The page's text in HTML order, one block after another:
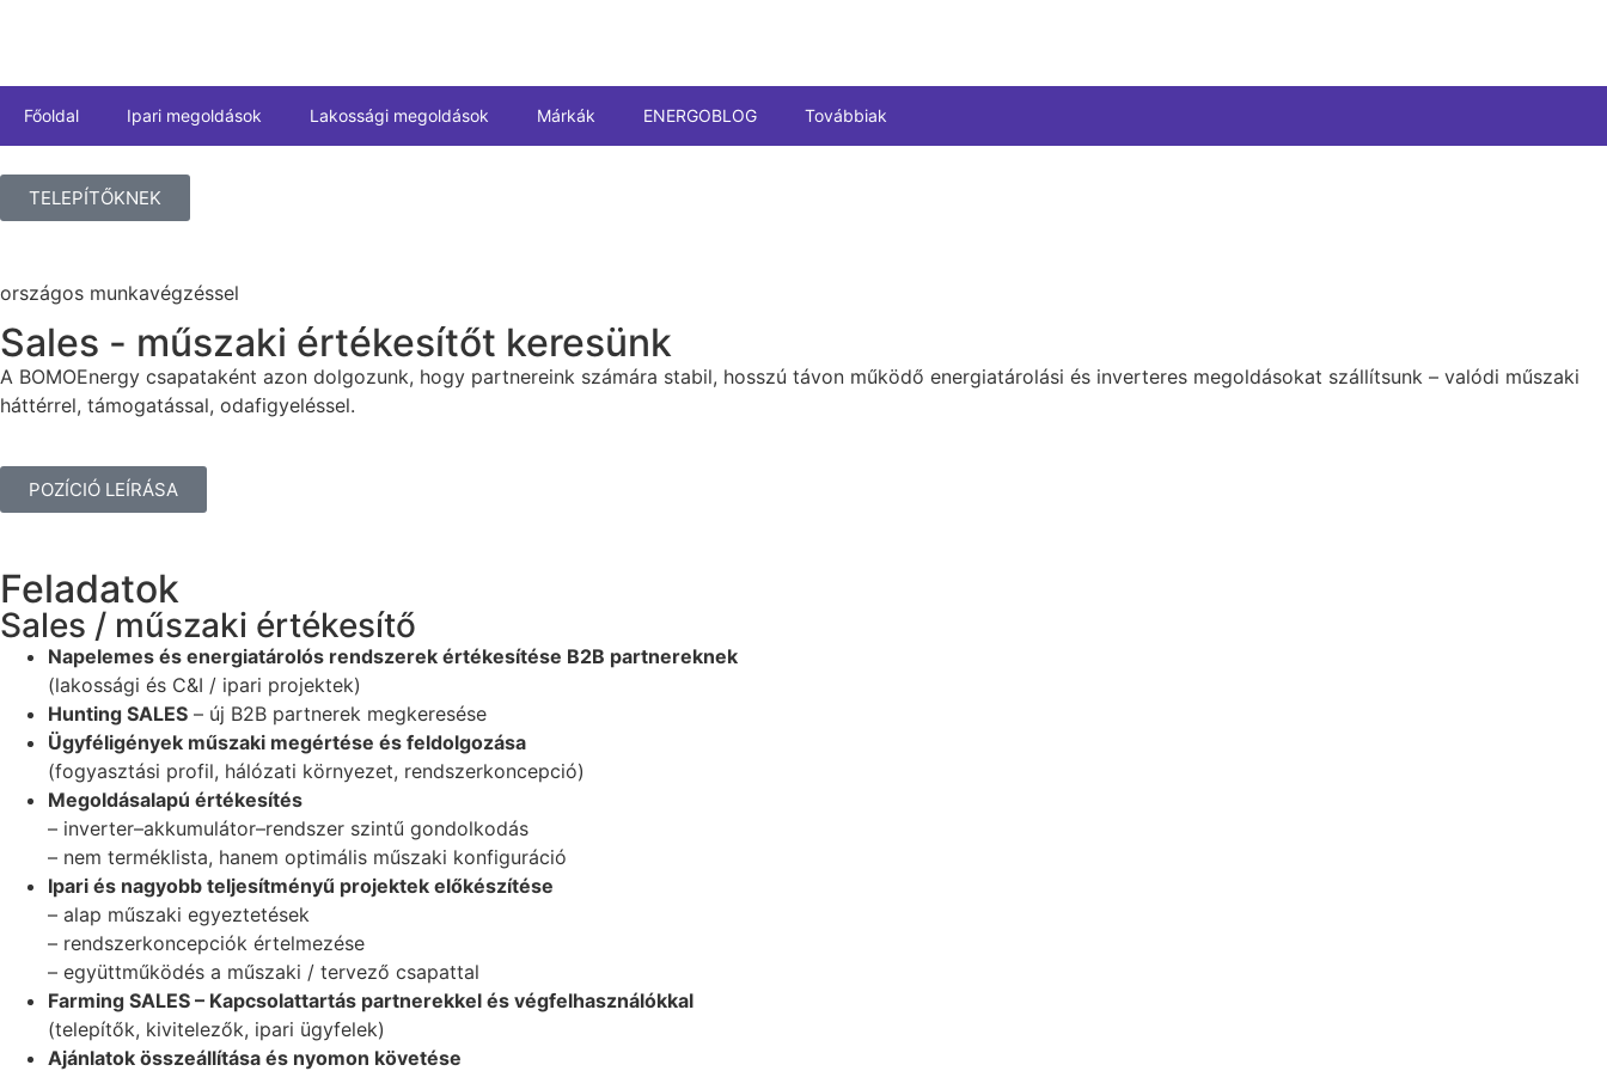
Főoldal Ipari megoldások Lakossági megoldások Márkák ENERGOBLOG Továbbiak
TELEPÍTŐKNEK
országos munkavégzéssel
Sales - műszaki értékesítőt keresünk
A BOMOEnergy csapataként azon dolgozunk, hogy partnereink számára stabil, hosszú távon működő energiatárolási és inverteres megoldásokat szállítsunk – valódi műszaki
háttérrel, támogatással, odafigyeléssel.
POZÍCIÓ LEÍRÁSA
Feladatok
Sales / műszaki értékesítő
Napelemes és energiatárolós rendszerek értékesítése B2B partnereknek
(lakossági és C&I / ipari projektek)
Hunting SALES – új B2B partnerek megkeresése
Ügyféligények műszaki megértése és feldolgozása
(fogyasztási profil, hálózati környezet, rendszerkoncepció)
Megoldásalapú értékesítés
– inverter–akkumulátor–rendszer szintű gondolkodás
– nem terméklista, hanem optimális műszaki konfiguráció
Ipari és nagyobb teljesítményű projektek előkészítése
– alap műszaki egyeztetések
– rendszerkoncepciók értelmezése
– együttműködés a műszaki / tervező csapattal
Farming SALES – Kapcsolattartás partnerekkel és végfelhasználókkal
(telepítők, kivitelezők, ipari ügyfelek)
Ajánlatok összeállítása és nyomon követése